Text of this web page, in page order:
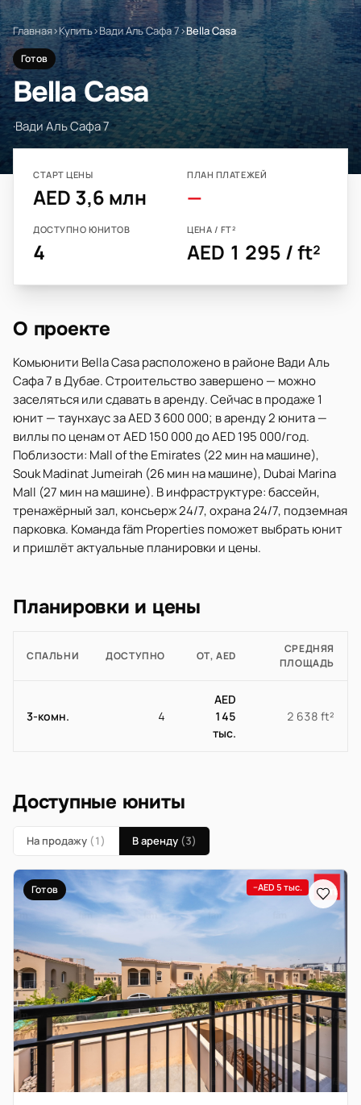
Главная›Купить›Вади Аль Сафа 7›Bella Casa
Готов
Bella Casa
·Вади Аль Сафа 7
СТАРТ ЦЕНЫ
AED 3,6 млн
ПЛАН ПЛАТЕЖЕЙ
—
ДОСТУПНО ЮНИТОВ
4
ЦЕНА / FT²
AED 1 295 / ft²
О проекте
Комьюнити Bella Casa расположено в районе Вади Аль
Сафа 7 в Дубае. Строительство завершено — можно
заселяться или сдавать в аренду. Сейчас в продаже 1
юнит — таунхаус за AED 3 600 000; в аренду 2 юнита —
виллы по ценам от AED 150 000 до AED 195 000/год.
Поблизости: Mall of the Emirates (22 мин на машине),
Souk Madinat Jumeirah (26 мин на машине), Dubai Marina
Mall (27 мин на машине). В инфраструктуре: бассейн,
тренажёрный зал, консьерж 24/7, охрана 24/7, подземная
парковка. Команда fäm Properties поможет выбрать юнит
и пришлёт актуальные планировки и цены.
Планировки и цены
СПАЛЬНИ ДОСТУПНО ОТ, AED
СРЕДНЯЯ
ПЛОЩАДЬ
3-комн. 4
AED
145
тыс.
2 638 ft²
Доступные юниты
На продажу (1) В аренду (3)
Готов −AED 5 тыс.